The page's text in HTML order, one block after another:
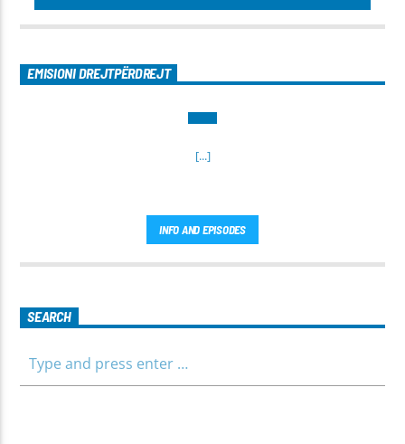
EMISIONI DREJTPËRDREJT
[...]
INFO AND EPISODES
SEARCH